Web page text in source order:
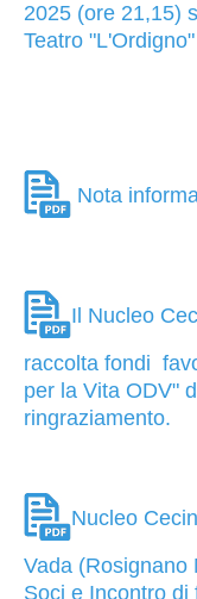
2025 (ore 21,15)
Teatro
Nota
Il Nucleo
raccolta fondi
per la Vita ODV"
ringraziamento.
Nucleo
Vada (Rosignano
Soci e Incontro di